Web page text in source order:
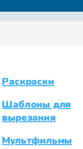
уже?
Раскраски
Шаблоны для
вырезания
Мультфильмы